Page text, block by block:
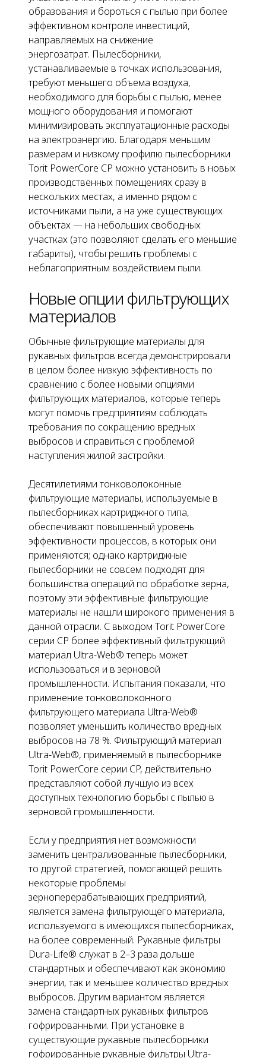
образования и бороться с пылью при более
эффективном контроле инвестиций,
направляемых на снижение
энергозатрат. Пылесборники,
устанавливаемые в точках использования,
требуют меньшего объема воздуха,
необходимого для борьбы с пылью, менее
мощного оборудования и помогают
минимизировать эксплуатационные расходы
на электроэнергию. Благодаря меньшим
размерам и низкому профилю пылесборники
Torit PowerCore CP можно установить в новых
производственных помещениях сразу в
нескольких местах, а именно рядом с
источниками пыли, а на уже существующих
объектах — на небольших свободных
участках (это позволяют сделать его меньшие
габариты), чтобы решить проблемы с
неблагоприятным воздействием пыли.
Новые опции фильтрующих
материалов
Обычные фильтрующие материалы для
рукавных фильтров всегда демонстрировали
в целом более низкую эффективность по
сравнению с более новыми опциями
фильтрующих материалов, которые теперь
могут помочь предприятиям соблюдать
требования по сокращению вредных
выбросов и справиться с проблемой
наступления жилой застройки.
Десятилетиями тонковолоконные
фильтрующие материалы, используемые в
пылесборниках картриджного типа,
обеспечивают повышенный уровень
эффективности процессов, в которых они
применяются; однако картриджные
пылесборники не совсем подходят для
большинства операций по обработке зерна,
поэтому эти эффективные фильтрующие
материалы не нашли широкого применения в
данной отрасли. С выходом Torit PowerCore
серии CP более эффективный фильтрующий
материал Ultra-Web® теперь может
использоваться и в зерновой
промышленности. Испытания показали, что
применение тонковолоконного
фильтрующего материала Ultra-Web®
позволяет уменьшить количество вредных
выбросов на 78 %. Фильтрующий материал
Ultra-Web®, применяемый в пылесборнике
Torit PowerCore серии CP, действительно
представляют собой лучшую из всех
доступных технологию борьбы с пылью в
зерновой промышленности.
Если у предприятия нет возможности
заменить централизованные пылесборники,
то другой стратегией, помогающей решить
некоторые проблемы
зерноперерабатывающих предприятий,
является замена фильтрующего материала,
используемого в имеющихся пылесборниках,
на более современный. Рукавные фильтры
Dura-Life® служат в 2–3 раза дольше
стандартных и обеспечивают как экономию
энергии, так и меньшее количество вредных
выбросов. Другим вариантом является
замена стандартных рукавных фильтров
гофрированными. При установке в
существующие рукавные пылесборники
гофрированные рукавные фильтры Ultra-